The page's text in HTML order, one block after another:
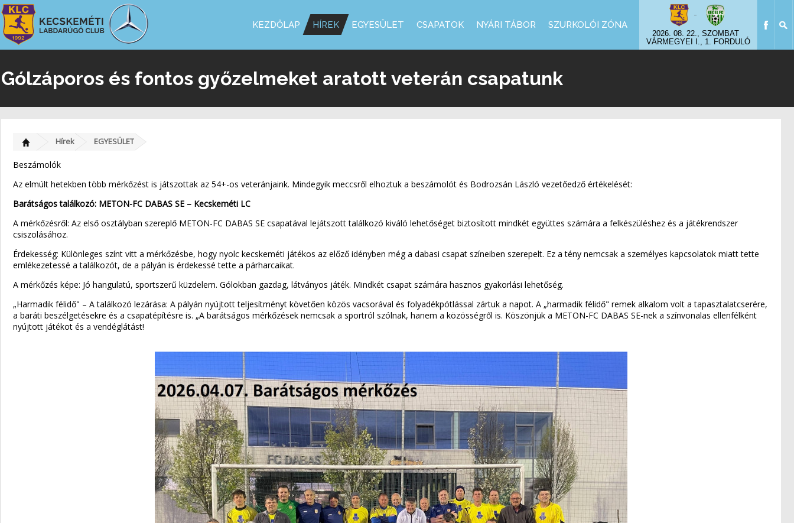
-
2026. 08. 22., SZOMBAT
VÁRMEGYEI I., 1. FORDULÓ
KEZDŐLAP HÍREK EGYESÜLET CSAPATOK NYÁRI TÁBOR SZURKOLÓI ZÓNA
Gólzáporos és fontos győzelmeket aratott veterán csapatunk
Hírek EGYESÜLET
Beszámolók
Az elmúlt hetekben több mérkőzést is játszottak az 54+-os veteránjaink. Mindegyik meccsről elhoztuk a beszámolót és Bodrozsán László vezetőedző értékelését:
Barátságos találkozó: METON-FC DABAS SE – Kecskeméti LC
A mérkőzésről: Az első osztályban szereplő METON-FC DABAS SE csapatával lejátszott találkozó kiváló lehetőséget biztosított mindkét együttes számára a felkészüléshez és a játékrendszer
csiszolásához.
Érdekesség: Különleges színt vitt a mérkőzésbe, hogy nyolc kecskeméti játékos az előző idényben még a dabasi csapat színeiben szerepelt. Ez a tény nemcsak a személyes kapcsolatok miatt tette
emlékezetessé a találkozót, de a pályán is érdekessé tette a párharcaikat.
A mérkőzés képe: Jó hangulatú, sportszerű küzdelem. Gólokban gazdag, látványos játék. Mindkét csapat számára hasznos gyakorlási lehetőség.
„Harmadik félidő" – A találkozó lezárása: A pályán nyújtott teljesítményt követően közös vacsorával és folyadékpótlással zártuk a napot. A „harmadik félidő" remek alkalom volt a tapasztalatcserére,
a baráti beszélgetésekre és a csapatépítésre is. „A barátságos mérkőzések nemcsak a sportról szólnak, hanem a közösségről is. Köszönjük a METON-FC DABAS SE-nek a színvonalas ellenfélként
nyújtott játékot és a vendéglátást!